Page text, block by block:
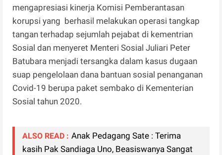
mengapresiasi kinerja Komisi Pemberantasan
korupsi yang berhasil melakukan operasi tangkap
tangan terhadap sejumlah pejabat di kementrian
Sosial dan menyeret Menteri Sosial Juliari Peter
Batubara menjadi tersangka dalam kasus dugaan
suap pengelolaan dana bantuan sosial penanganan
Covid-19 berupa paket sembako di Kementerian
Sosial tahun 2020.
ALSO READ : Anak Pedagang Sate : Terima
kasih Pak Sandiaga Uno, Beasiswanya Sangat